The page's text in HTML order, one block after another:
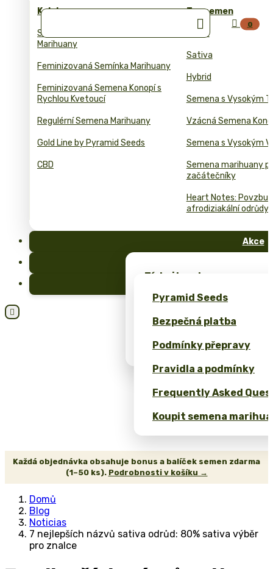
Kolekce
Samonakvetaci Semena
Marihuany
Feminizovaná Semínka Marihuany
Feminizovaná Semena Konopí s
Rychlou Kvetoucí
Regulérní Semena Marihuany
Gold Line by Pyramid Seeds
CBD
Typ semen
Indica
Sativa
Hybrid
Semena s Vysokým
Vzácná Semena
Semena s Vysokým
Semena marihuany
začátečníky
Heart Notes:
afrodiziakální odrůdy
Akce
Získejte zdarma semena
(ROI)
Pyramid Seeds
Bezpečná platba
Podmínky přepravy
Pravidla a podmínky
Frequently Asked
Koupit semena

  0
Každá objednávka obsahuje bonus a balíček semen zdarma
(1–50 ks). Podrobnosti v košíku →
Domů
Blog
Noticias
7 nejlepších názvů sativa odrůd: 80% sativa výběr
pro znalce